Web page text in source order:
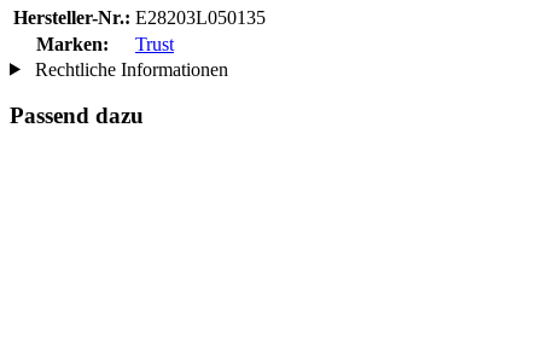
Hersteller-Nr.: E28203L050135
Marken:
Trust
Rechtliche Informationen
Passend dazu